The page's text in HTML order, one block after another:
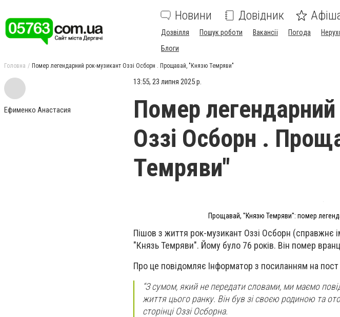
Новини Довідник
Дозвілля Пошук роботи Вакансії Погода
Блоги
Головна Помер легендарний рок-музикант Оззі Осборн . Прощавай, "Князю Темряви"
Ефименко Анастасия
13:55, 23 липня 2025 р.
Помер
Оззі Осборн .
Темряви"
Прощавай, "Князю Темряви": помер
Пішов з життя рок-музикант Оззі Осборн (справжнє
"Князь Темряви". Йому було 76 років. Він помер
Про це повідомляє Інформатор з посиланням на пост
“З сумом, який не передати словами, ми маємо
життя цього ранку. Він був зі своєю родиною та
сторінці Оззі Осборна.